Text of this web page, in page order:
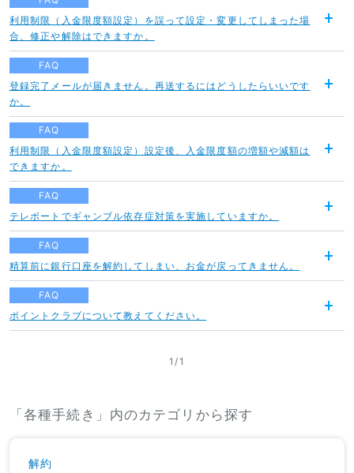
利用制限（入金限度額設定）を誤って設定・変更してしまった場
合、修正や解除はできますか。
く
FAQ
登録完了メールが届きません。再送するにはどうしたらいいです
か。
く
FAQ
利用制限（入金限度額設定）設定後、入金限度額の増額や減額は
できますか。
く
FAQ
テレボートでギャンブル依存症対策を実施していますか。
FAQ
精算前に銀行口座を解約してしまい、お金が戻ってきません。
FAQ
ポイントクラブについて教えてください。
1/1
「各種手続き」内のカテゴリから探す
解約